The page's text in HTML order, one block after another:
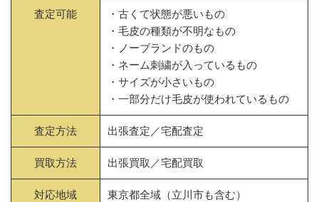
査定可能
・古くて状態が悪いもの
・毛皮の種類が不明なもの
・ノーブランドのもの
・ネーム刺繍が入っているもの
・サイズが小さいもの
・一部分だけ毛皮が使われているもの
査定方法 出張査定／宅配査定
買取方法 出張買取／宅配買取
対応地域 東京都全域（立川市も含む）